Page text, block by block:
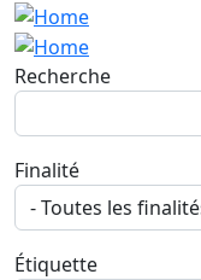
Recherche
Finalité
Étiquette